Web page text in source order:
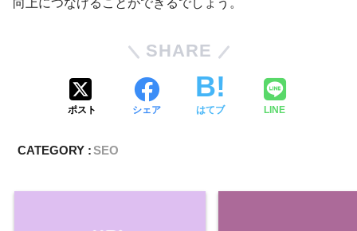
向上につなげることができるでしょう。
SHARE
ポスト シェア はてブ LINE
CATEGORY :SEO